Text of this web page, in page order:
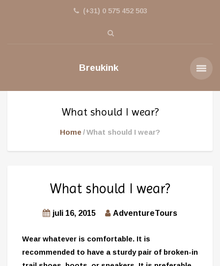
(+31) 0 575 452 503
Breukink
What should I wear?
Home What should I wear?
What should I wear?
juli 16, 2015 AdventureTours
Wear whatever is comfortable. It is
recommended to have a sturdy pair of broken-in